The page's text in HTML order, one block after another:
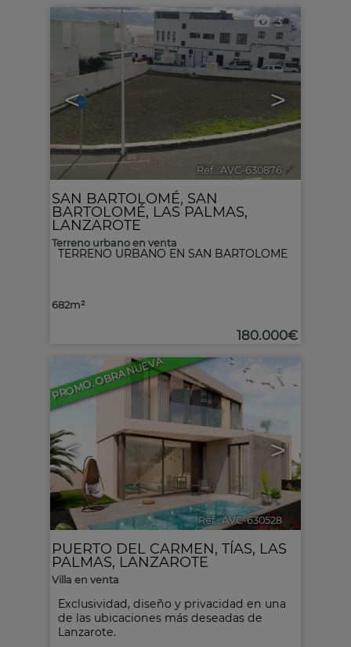
< >
3
Ref.. AVC-630876 🔗
TERRENO URBANO EN SAN BARTOLOME
SAN BARTOLOMÉ, SAN
BARTOLOMÉ, LAS PALMAS,
LANZAROTE
Terreno urbano en venta
682m²
180.000€
PROMO. OBRA NUEVA
< >
5
Ref.. AVC-630528 🔗
Exclusividad, diseño y privacidad en una
de las ubicaciones más deseadas de
Lanzarote.
PUERTO DEL CARMEN, TÍAS, LAS
PALMAS, LANZAROTE
Villa en venta